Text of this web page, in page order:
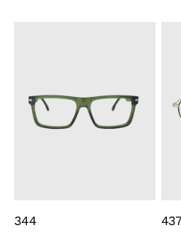
344